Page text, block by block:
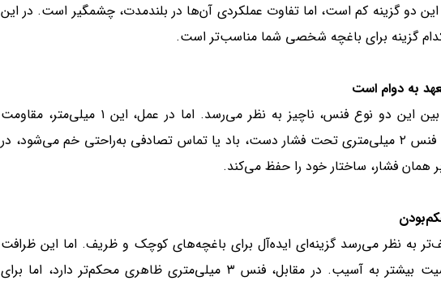
دو گزینه کم است، اما تفاوت عملکردی آن‌ها در بلندمدت، چشمگیر است. در این
گزینه برای باغچه شخصی شما مناسب‌تر است.
به دوام است
در نگاه اول، تفاوت ۱ میلی‌متری بین این دو نوع فنس، ناچیز به نظر می‌رسد. اما در عمل، این ۱ میلی‌متر، مقاومت
خمشی را تا ۶۰٪ افزایش می‌دهد. فنس ۲ میلی‌متری تحت فشار دست، باد یا تماس تصادفی به‌راحتی خم می‌شود، در
به نظر می‌رسد گزینه‌ای ایده‌آل برای باغچه‌های کوچک و ظریف. اما این ظرافت
قیمتی دارد: عمر کوتاه‌تر و حساسیت بیشتر به آسیب. در مقابل، فنس ۳ میلی‌متری ظاهری محکم‌تر دارد، اما برای